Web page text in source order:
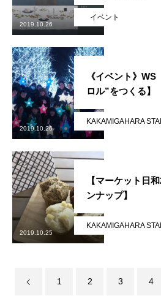
かかみがはら暮らし委員会とは？
イベント
2019.10.26
KAKAMIGAHARA
《イベント》
ロル”をつくる】
2019.10.26
KAKAMIGAHARA
【マーケット日
ンナップ】
2019.10.25
1 2 3 4